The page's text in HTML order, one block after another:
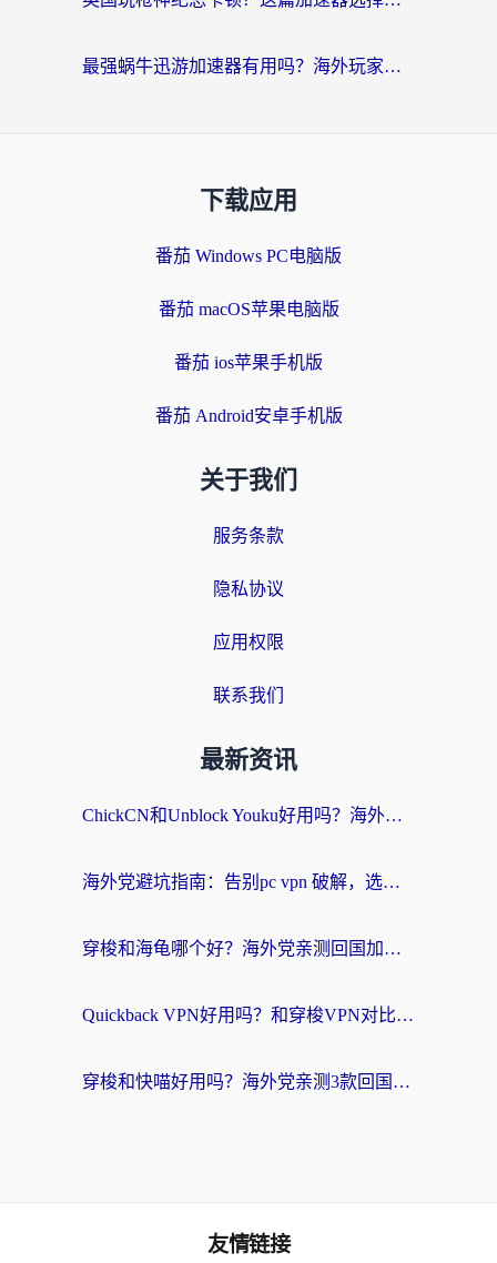
最强蜗牛迅游加速器有用吗？海外玩家国服游戏加速避坑指南（附德国玩忍者必须死3流星蝴蝶剑解决办法）
下载应用
番茄 Windows PC电脑版
番茄 macOS苹果电脑版
番茄 ios苹果手机版
番茄 Android安卓手机版
关于我们
服务条款
隐私协议
应用权限
联系我们
最新资讯
ChickCN和Unblock Youku好用吗？海外党亲测3款回国加速器，附iOS免费选择指南
海外党避坑指南：告别pc vpn 破解，选对回国加速器轻松访问国内资源
穿梭和海龟哪个好？海外党亲测回国加速器，附电脑免费VPN推荐
Quickback VPN好用吗？和穿梭VPN对比哪个回国效果更好？海外党必看的真实测评与选择指南
穿梭和快喵好用吗？海外党亲测3款回国加速器，附日本回国VPN避坑指南
友情链接